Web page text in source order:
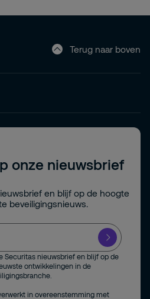
Terug naar boven
onze nieuwsbrief
en blijf op de hoogte
beveiligingsnieuws.
Securitas nieuwsbrief en blijf op de
ontwikkelingen in de
in overeenstemming met